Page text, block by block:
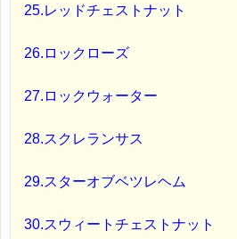
25.レッドチェストナット
26.ロックローズ
27.ロックウォーター
28.スクレランサス
29.スターオブベツレヘム
30.スウィートチェストナット